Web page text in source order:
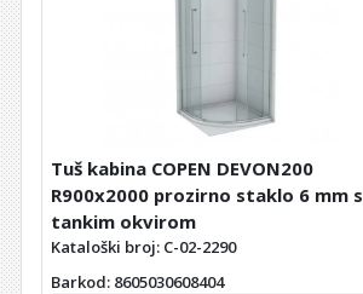
Tuš kabina COPEN DEVON200
R900x2000 prozirno staklo 6 mm s
tankim okvirom
Kataloški broj: C-02-2290
Barkod: 8605030608404